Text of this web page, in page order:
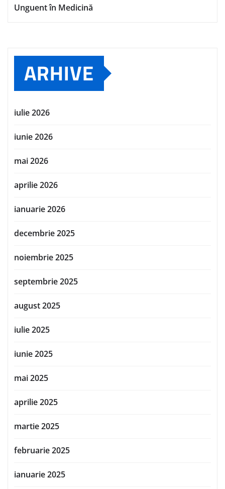
Unguent în Medicină
ARHIVE
iulie 2026
iunie 2026
mai 2026
aprilie 2026
ianuarie 2026
decembrie 2025
noiembrie 2025
septembrie 2025
august 2025
iulie 2025
iunie 2025
mai 2025
aprilie 2025
martie 2025
februarie 2025
ianuarie 2025